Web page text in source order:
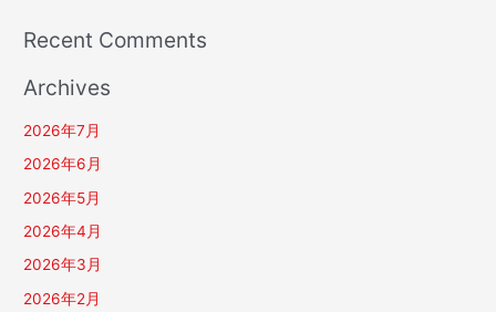
Recent Comments
Archives
2026年7月
2026年6月
2026年5月
2026年4月
2026年3月
2026年2月